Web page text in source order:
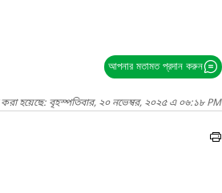
আপনার মতামত প্রদান করুন
করা হয়েছে: বৃহস্পতিবার, ২০ নভেম্বর, ২০২৫ এ ০৬:১৮ PM